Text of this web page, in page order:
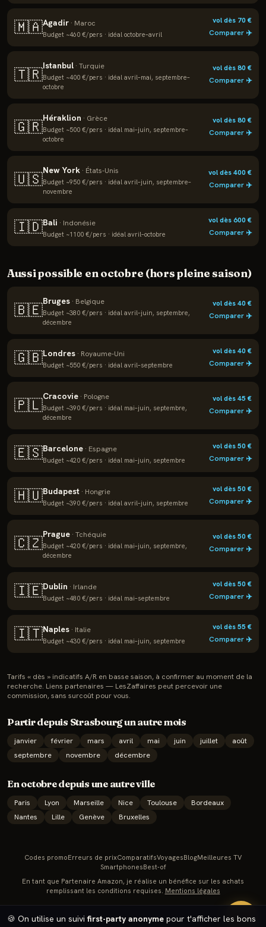
🇲🇦Agadir · Maroc
Budget ~460 €/pers · idéal octobre–avril
vol dès 70€
Comparer ✈️
🇹🇷Istanbul · Turquie
Budget ~400 €/pers · idéal avril–mai, septembre–
octobre
vol dès80€
Comparer ✈️
🇬🇷Héraklion · Grèce
Budget ~500 €/pers · idéal mai–juin, septembre–
octobre
vol dès80€
Comparer ✈️
🇺🇸New York · États-Unis
Budget ~950 €/pers · idéal avril–juin, septembre–
novembre
vol dès400€
Comparer ✈️
🇮🇩Bali · Indonésie
Budget ~1100 €/pers · idéal avril–octobre
vol dès600€
Comparer ✈️
Aussi possible enoctobre (hors pleine saison)
🇧🇪Bruges · Belgique
Budget ~380 €/pers · idéal avril–juin, septembre,
décembre
vol dès40€
Comparer ✈️
🇬🇧Londres · Royaume-Uni
Budget ~550 €/pers · idéal avril–septembre
vol dès40€
Comparer ✈️
🇵🇱Cracovie · Pologne
Budget ~390 €/pers · idéal mai–juin, septembre,
décembre
vol dès45 €
Comparer ✈️
🇪🇸Barcelone · Espagne
Budget ~420 €/pers · idéal mai–juin, septembre
vol dès50€
Comparer ✈️
🇭🇺Budapest · Hongrie
Budget ~390 €/pers · idéal avril–juin, septembre
vol dès50€
Comparer ✈️
🇨🇿Prague · Tchéquie
Budget ~420 €/pers · idéal mai–juin, septembre,
décembre
vol dès50€
Comparer ✈️
🇮🇪Dublin · Irlande
Budget ~480 €/pers · idéal mai–septembre
vol dès50€
Comparer ✈️
🇮🇹Naples · Italie
Budget ~430 €/pers · idéal mai–juin, septembre
vol dès55 €
Comparer ✈️
Tarifs « dès » indicatifs A/R en basse saison, à confirmer au moment de la
recherche. Liens partenaires — LesZaffaires peut percevoir une
commission, sans surcoût pour vous.
Partir depuis Strasbourgun autre mois
janvier février mars avril mai juin juillet
août
septembre
novembre décembre
Enoctobredepuis une autre ville
Paris Lyon Marseille Nice Toulouse
Bordeaux
Nantes
Lille Genève Bruxelles
🔥
🍪 On utilise un suivifirst-party anonyme pour t'afficher les bons
Codes promoErreurs de prixComparatifsVoyagesBlogMeilleures TV
SmartphonesBest-of
En tant que Partenaire Amazon, je réalise un bénéfice sur les achats
remplissant les conditions requises. Mentions légales